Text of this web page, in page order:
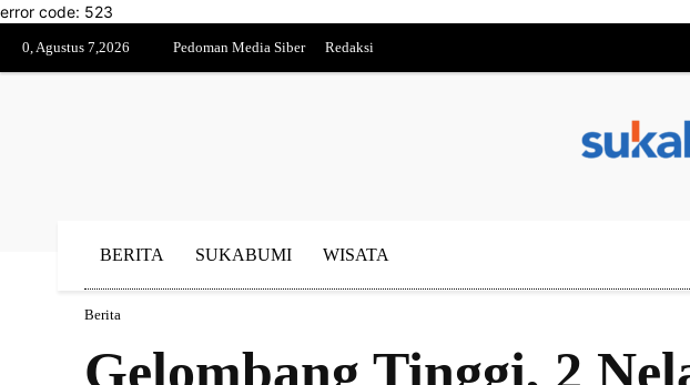
error code: 523
0, Agustus 7,2026 Pedoman Media Siber Redaksi
BERITA SUKABUMI WISATA
Berita
Gelombang Tinggi, 2